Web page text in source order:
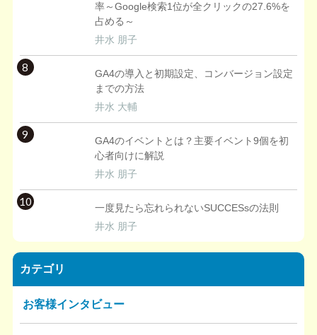
率～Google検索1位が全クリックの27.6%を
占める～
井水 朋子
8
GA4の導入と初期設定、コンバージョン設定
までの方法
井水 大輔
9
GA4のイベントとは？主要イベント9個を初
心者向けに解説
井水 朋子
10
一度見たら忘れられないSUCCESsの法則
井水 朋子
カテゴリ
お客様インタビュー